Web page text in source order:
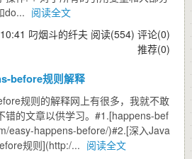
do... 阅读全文
叼烟斗的纤夫 阅读(554) 评论(0)
推荐(0)
before规则解释
规则的解释网上有很多，我就不敢
错的文章以供学习。#1.[happens-bef
easy-happens-before/)#2.[深入Java
规则](http:/... 阅读全文